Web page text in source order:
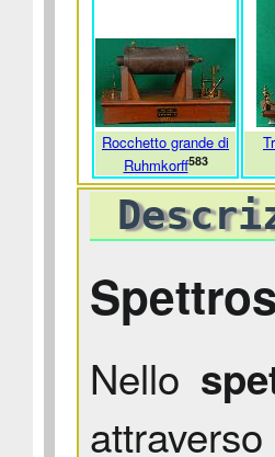
Rocchetto grande di
Ruhmkorff583
Nello